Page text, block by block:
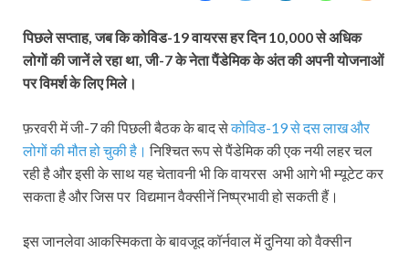
पिछले सप्ताह, जब कि कोविड-19 वायरस हर दिन 10,000 से अधिक
लोगों की जानें ले रहा था, जी-7 के नेता पैंडेमिक के अंत की अपनी योजनाओं
पर विमर्श के लिए मिले।
फ़रवरी में जी-7 की पिछली बैठक के बाद सेकोविड-19 से दस लाख और
लोगों की मौत हो चुकी है। निश्चित रूप से पैंडेमिक की एक नयी लहर चल
रही है और इसी के साथ यह चेतावनी भी कि वायरस अभी आगे भी म्यूटेट कर
सकता है और जिस पर विद्यमान वैक्सीनें निष्प्रभावी हो सकती हैं।
इस जानलेवा आकस्मिकता के बावजूद कॉर्नवाल में दुनिया को वैक्सीन